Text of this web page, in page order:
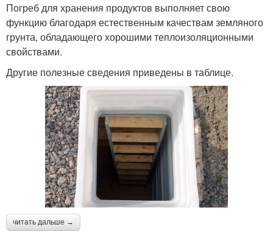
Погреб для хранения продуктов выполняет свою
функцию благодаря естественным качествам земляного
грунта, обладающего хорошими теплоизоляционными
свойствами.
Другие полезные сведения приведены в таблице.
читать дальше →